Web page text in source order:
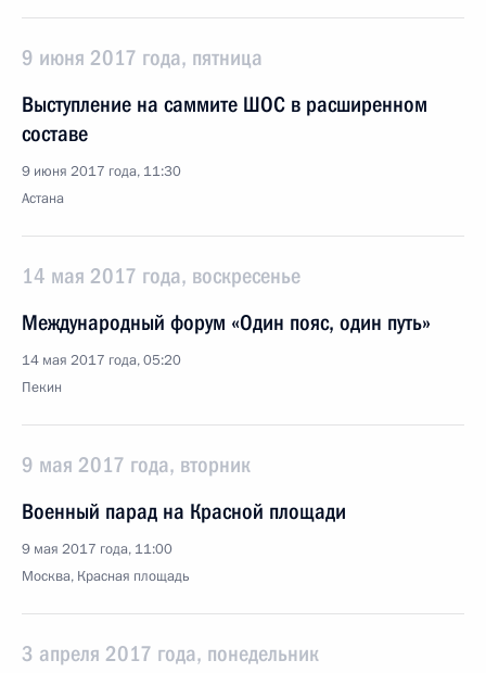
9 июня 2017 года, пятница
Выступление на саммите ШОС в расширенном
составе
9 июня 2017 года, 11:30
Астана
14 мая 2017 года, воскресенье
Международный форум «Один пояс, один путь»
14 мая 2017 года, 05:20
Пекин
9 мая 2017 года, вторник
Военный парад на Красной площади
9 мая 2017 года, 11:00
Москва, Красная площадь
3 апреля 2017 года, понедельник